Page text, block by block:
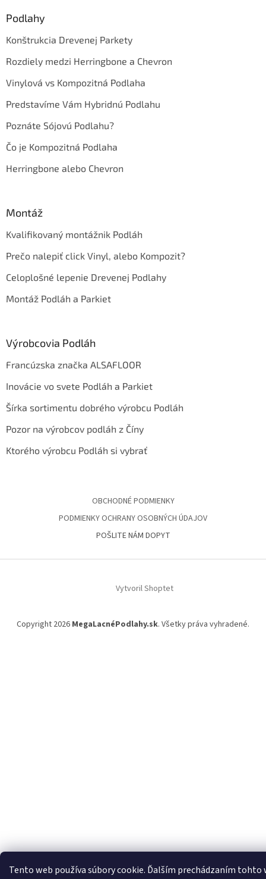
Tento web používa súbory cookie. Ďalším prechádzaním tohto
Podlahy
Konštrukcia Drevenej Parkety
Rozdiely medzi Herringbone a Chevron
Vinylová vs Kompozitná Podlaha
Predstavíme Vám Hybridnú Podlahu
Poznáte Sójovú Podlahu?
Čo je Kompozitná Podlaha
Herringbone alebo Chevron
Montáž
Kvalifikovaný montážnik Podláh
Prečo nalepiť click Vinyl, alebo Kompozit?
Celoplošné lepenie Drevenej Podlahy
Montáž Podláh a Parkiet
Výrobcovia Podláh
Francúzska značka ALSAFLOOR
Inovácie vo svete Podláh a Parkiet
Šírka sortimentu dobrého výrobcu Podláh
Pozor na výrobcov podláh z Číny
Ktorého výrobcu Podláh si vybrať
OBCHODNÉ PODMIENKY
PODMIENKY OCHRANY OSOBNÝCH ÚDAJOV
POŠLITE NÁM DOPYT
Vytvoril Shoptet
Copyright 2026 MegaLacnéPodlahy.sk. Všetky práva vyhradené.